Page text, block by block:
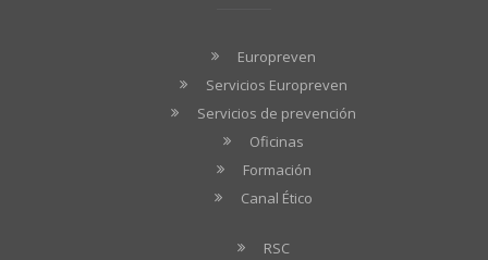
Europreven
Servicios Europreven
Servicios de prevención
Oficinas
Formación
Canal Ético
RSC